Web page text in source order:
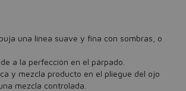
una línea suave y fina con sombras, o
a la perfección en el párpado.
y mezcla producto en el pliegue del ojo
mezcla controlada.